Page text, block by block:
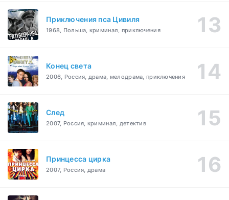
Приключения пса Цивиля
1968, Польша, криминал, приключения
Конец света
2006, Россия, драма, мелодрама, приключения
След
2007, Россия, криминал, детектив
Принцесса цирка
2007, Россия, драма